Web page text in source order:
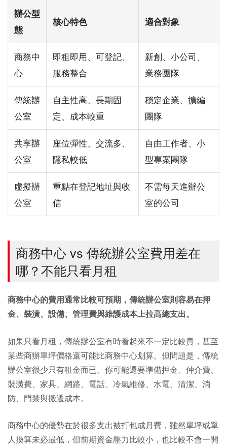
辦公型
態
核心特色 適合對象
商務中
心
即租即用、可登記、
服務整合
新創、小公司、
業務團隊
傳統辦
公室
自主性高、長期固
定、成本較重
穩定企業、擴編
團隊
共享辦
公室
座位彈性、交流多、
隱私較低
自由工作者、小
型專案團隊
虛擬辦
公室
重點在登記地址與收
信
不需每天進辦公
室的公司
商務中心 vs 傳統辦公室費用差在
哪？不能只看月租
商務中心的費用通常比較可預期，傳統辦公室則容易在押
金、裝潢、設備、管理費與維護成本上拉高總支出。
如果只看月租，傳統辦公室有時看起來不一定比較貴，甚至
某些商辦單坪價格還可能比商務中心划算。但問題是，傳統
辦公室很少只有租金而已。你可能還要準備押金、仲介費、
裝潢費、家具、網路、電話、冷氣維修、水電、清潔、消
防、門禁與搬遷成本。
商務中心的優勢在於很多支出被打包成月費，雖然單坪或單
人換算未必最低，但前期資金壓力比較小，也比較不會一開